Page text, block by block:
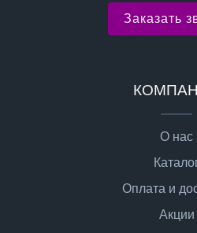
Заказать
О нас
Оплата и
Акции